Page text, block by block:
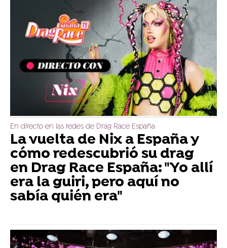
En directo en las redes de Drag Race España
La vuelta de Nix a España y
cómo redescubrió su drag
en Drag Race España: "Yo allí
era la guiri, pero aquí no
sabía quién era"